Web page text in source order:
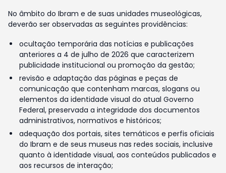
No âmbito do Ibram e de suas unidades museológicas,
deverão ser observadas as seguintes providências:
ocultação temporária das notícias e publicações
anteriores a 4 de julho de 2026 que caracterizem
publicidade institucional ou promoção da gestão;
revisão e adaptação das páginas e peças de
comunicação que contenham marcas, slogans ou
elementos da identidade visual do atual Governo
Federal, preservada a integridade dos documentos
administrativos, normativos e históricos;
adequação dos portais, sites temáticos e perfis oficiais
do Ibram e de seus museus nas redes sociais, inclusive
quanto à identidade visual, aos conteúdos publicados e
aos recursos de interação;